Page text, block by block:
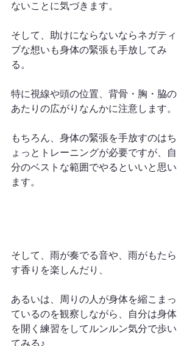
ないことに気づきます。
そして、助けにならないならネガティ
ブな想いも身体の緊張も手放してみ
る。
特に視線や頭の位置、背骨・胸・脇の
あたりの広がりなんかに注意します。
もちろん、身体の緊張を手放すのはち
ょっとトレーニングが必要ですが、自
分のベストな範囲でやるといいと思い
ます。
そして、雨が奏でる音や、雨がもたら
す香りを楽しんだり、
あるいは、周りの人が身体を縮こまっ
ているのを観察しながら、自分は身体
を開く練習をしてルンルン気分で歩い
てみる♪